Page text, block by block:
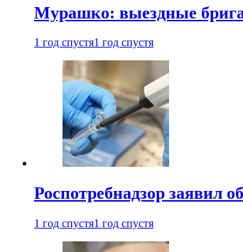
Мурашко: выездные
1 год спустя1 год спустя
Роспотребнадзор заявил
1 год спустя1 год спустя